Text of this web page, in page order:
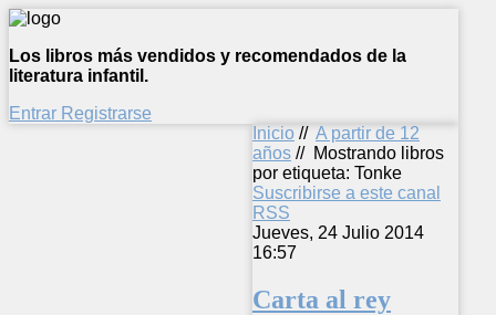
Los libros más vendidos y recomendados de la
literatura infantil.
Entrar Registrarse
Inicio // A partir de 12
años // Mostrando libros
por etiqueta: Tonke
Suscribirse a este canal
RSS
Jueves, 24 Julio 2014
16:57
Carta al rey